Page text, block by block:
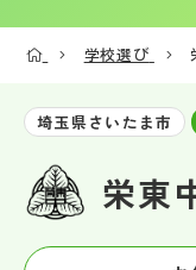
学校動画
学校選び
埼玉県さいたま市
栄東